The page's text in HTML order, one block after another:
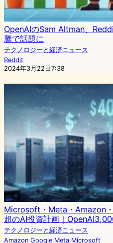
OpenAIのSam Altman、
騰で話題に
テクノロジーと経済ニュース
Reddit
2024年3月22日7:38
Microsoft・Meta・Amazon
超のAI投資計画｜
テクノロジーと経済ニュース
Amazon Google Meta Microsoft